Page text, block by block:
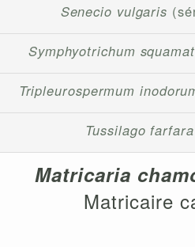
Senecio vulgaris
Symphyotrichum
Tripleurospermum
Tussilago farfara
Matricaria
Matricaire